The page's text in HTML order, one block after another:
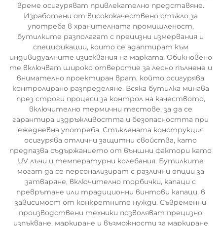
време осигуряват привлекателно представяне.
Изработени от висококачествено стъкло за
употреба в хранителната промишленост,
бутилките разполагат с прецизни измервания и
спецификации, които се адаптират към
индивидуалните изисквания на марката. Обикновено
те включват широко отверстие за лесно пълнене и
внимателно проектиран врат, който осигурява
контролирано разпределяне. Всяка бутилка минава
през строги процеси за контрол на качеството,
включително термични тестове, за да се
гарантира издръжливостта и безопасността при
ежедневна употреба. Стъклената конструкция
осигурява отлични защитни свойства, като
предпазва съдържанието от външни фактори като
UV лъчи и температурни колебания. Бутилките
могат да се персонализират с различни опции за
затваряне, включително торбички, капаци с
преврътане или традиционни винтови капаци, в
зависимост от конкретните нужди. Съвременни
производствени техники позволяват прецизно
изпъкване, маркиране и възможности за маркиране